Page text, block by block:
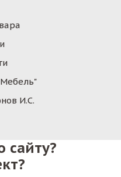
И.С.
сайту?